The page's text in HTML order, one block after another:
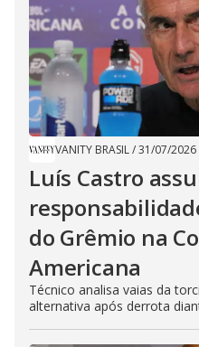
VANITY BRASIL/31/07/2026
Luís Castro
do Grêmio na
Americana
Técnico analisa vaias da
alternativa após derrota